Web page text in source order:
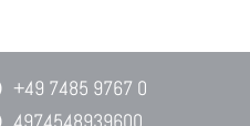
+49 7485 9767 0